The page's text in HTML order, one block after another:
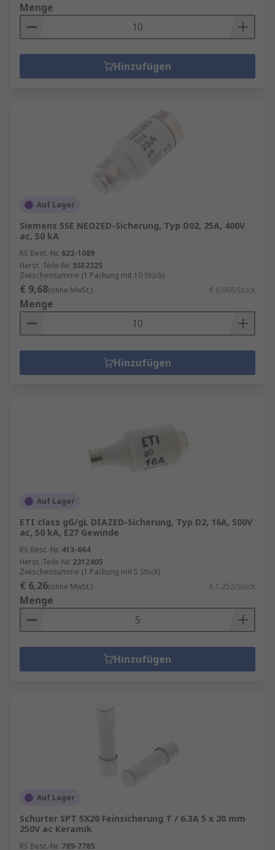
Menge
Hinzufügen
Auf Lager
Siemens 5SE NEOZED-Sicherung, Typ D02, 25A, 400V
ac, 50 kA
RS Best.-Nr. 622-1089
Herst. Teile-Nr. 5SE2325
Zwischensumme (1 Packung mit 10 Stück)
€ 9,68(ohne MwSt.) € 0,968/Stück
Menge
Hinzufügen
Auf Lager
ETI class gG/gL DIAZED-Sicherung, Typ D2, 16A, 500V
ac, 50 kA, E27 Gewinde
RS Best.-Nr. 413-664
Herst. Teile-Nr. 2312405
Zwischensumme (1 Packung mit 5 Stück)
€ 6,26(ohne MwSt.) € 1,252/Stück
Menge
Hinzufügen
Auf Lager
Schurter SPT 5X20 Feinsicherung T / 6.3A 5 x 20 mm
250V ac Keramik
RS Best.-Nr. 789-7785